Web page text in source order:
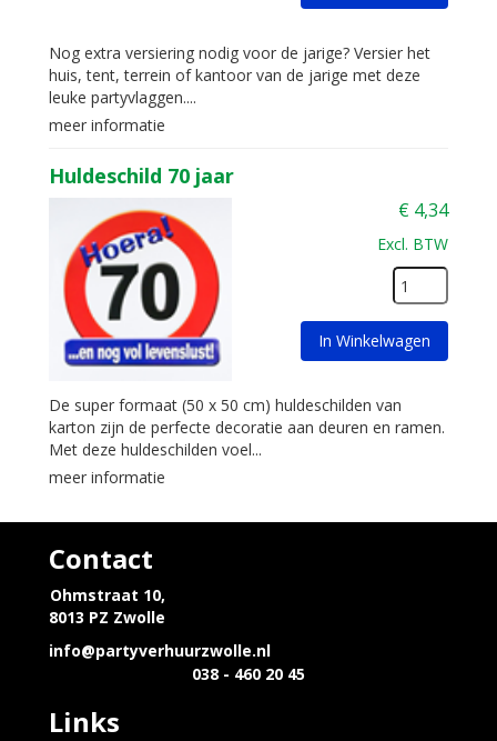
Nog extra versiering nodig voor de jarige? Versier het
huis, tent, terrein of kantoor van de jarige met deze
leuke partyvlaggen....
meer informatie
Huldeschild 70 jaar
€ 4,34
Excl. BTW
In Winkelwagen
De super formaat (50 x 50 cm) huldeschilden van
karton zijn de perfecte decoratie aan deuren en ramen.
Met deze huldeschilden voel...
meer informatie
Contact
Ohmstraat 10,
8013 PZ Zwolle
info@partyverhuurzwolle.nl
038 - 460 20 45
Links